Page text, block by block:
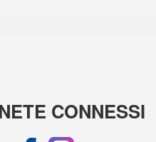
CONNESSI